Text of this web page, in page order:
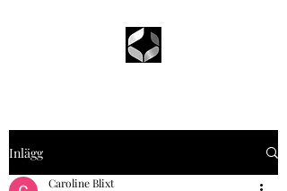
Inlägg
Caroline Blixt